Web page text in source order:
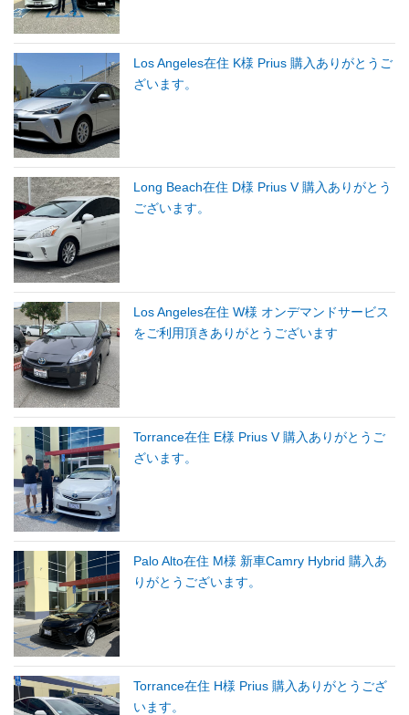
Los Angeles在住 K様 Prius 購入ありがとうご
ざいます。
Long Beach在住 D様 Prius V 購入ありがとう
ございます。
Los Angeles在住 W様 オンデマンドサービス
をご利用頂きありがとうございます
Torrance在住 E様 Prius V 購入ありがとうご
ざいます。
Palo Alto在住 M様 新車Camry Hybrid 購入あ
りがとうございます。
Torrance在住 H様 Prius 購入ありがとうござ
います。